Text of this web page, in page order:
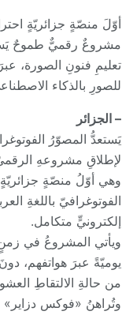
أوّلَ منصّةٍ جزائريّةٍ
مشروعٌ رقميٌّ طموحٌ
تعليمِ فنونِ الصورة،
للصورِ بالذكاء
– الجزائر
يَستعدُّ المصوّرُ
لإطلاقِ مشروعهِ
وهي أوّلُ منصّةٍ جزائريّةٍ
الفوتوغرافيّ باللغةِ
إلكترونيٍّ متكامل.
ويأتي المشروعُ في
يوميّةً عبرَ هواتفهم،
من حالةِ الالتقاطِ
وتُراهنُ «فوكس